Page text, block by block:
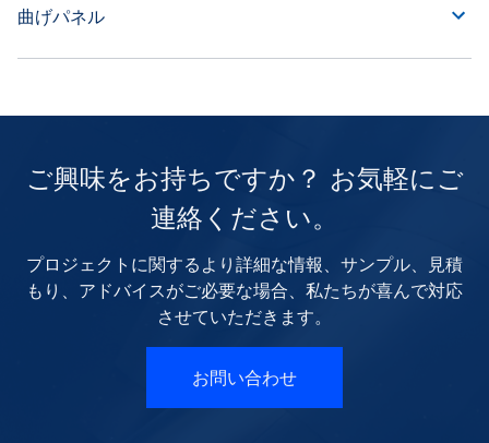
曲げパネル
ご興味をお持ちですか？ お気軽にご
連絡ください。
プロジェクトに関するより詳細な情報、サンプル、見積
もり、アドバイスがご必要な場合、私たちが喜んで対応
させていただきます。
お問い合わせ